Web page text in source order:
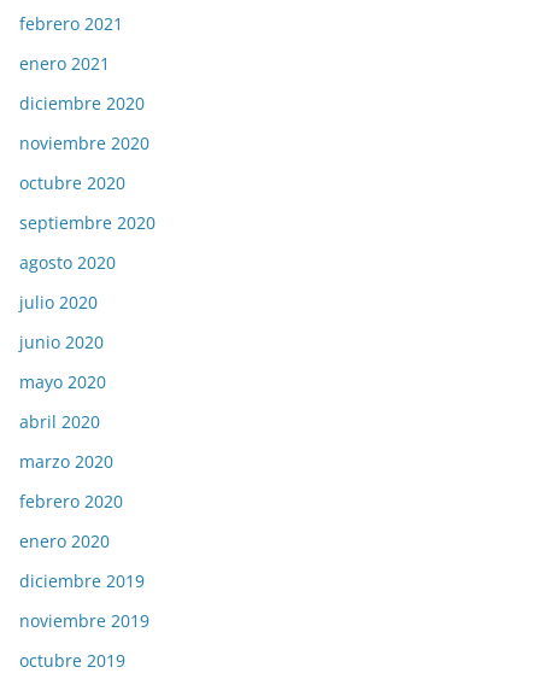
febrero 2021
enero 2021
diciembre 2020
noviembre 2020
octubre 2020
septiembre 2020
agosto 2020
julio 2020
junio 2020
mayo 2020
abril 2020
marzo 2020
febrero 2020
enero 2020
diciembre 2019
noviembre 2019
octubre 2019